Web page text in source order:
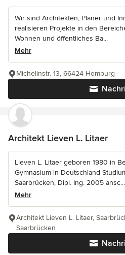
Wir sind Architekten, Planer und
realisieren Projekte in den
Wohnen und öffentliches Ba...
Mehr
Michelinstr. 13, 66424 Homburg
Architekt Lieven L. Litaer
Lieven L. Litaer geboren 1980 in
Gymnasium in Deutschland
Saarbrücken, Dipl. Ing. 2005 ansc...
Mehr
Architekt Lieven L. Litaer,
Saarbrücken